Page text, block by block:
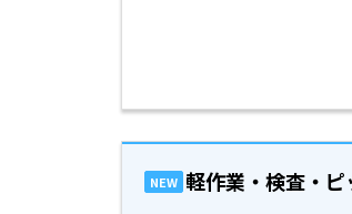
NEW 軽作業・検査・ピ